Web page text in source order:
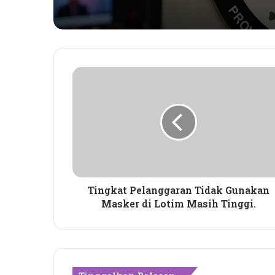
T
e
g
r
Tingkat Pelanggaran Tidak Gunakan
Masker di Lotim Masih Tinggi.